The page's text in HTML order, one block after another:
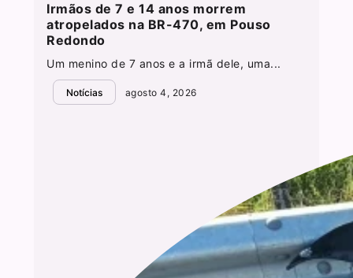
Irmãos de 7 e 14 anos morrem
atropelados na BR-470, em Pouso
Redondo
Um menino de 7 anos e a irmã dele, uma...
Notícias agosto 4, 2026